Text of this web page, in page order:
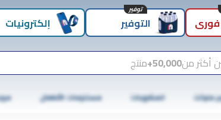
التوفير
توفير
إلكترونيات
أكثر من50,000+ منتج
ماركت المشروبات مستلزمات الأطفال